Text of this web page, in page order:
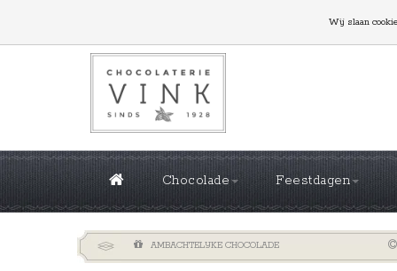
GROTE OPLAGES NODIG? NEEM CONTACT MET
Chocolade Feestdagen
AMBACHTELIJKE CHOCOLADE
Wij slaan